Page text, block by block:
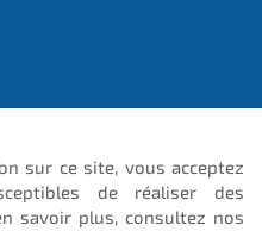
sur ce site, vous acceptez
de réaliser des
savoir plus, consultez nos